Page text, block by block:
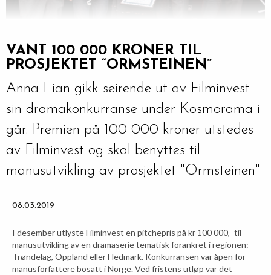
VANT 100 000 KRONER TIL
PROSJEKTET “ORMSTEINEN”
Anna Lian gikk seirende ut av Filminvest
sin dramakonkurranse under Kosmorama i
går. Premien på 100 000 kroner utstedes
av Filminvest og skal benyttes til
manusutvikling av prosjektet "Ormsteinen"
08.03.2019
I desember utlyste Filminvest en pitchepris på kr 100 000,- til
manusutvikling av en dramaserie tematisk forankret i regionen:
Trøndelag, Oppland eller Hedmark. Konkurransen var åpen for
manusforfattere bosatt i Norge. Ved fristens utløp var det